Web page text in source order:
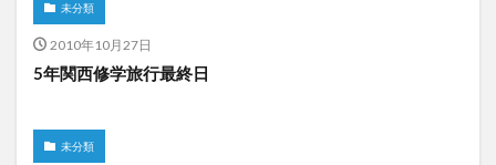
未分類
2010年10月27日
5年関西修学旅行最終日
未分類